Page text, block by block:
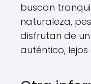
buscan
naturaleza,
disfrutan de
auténtico,